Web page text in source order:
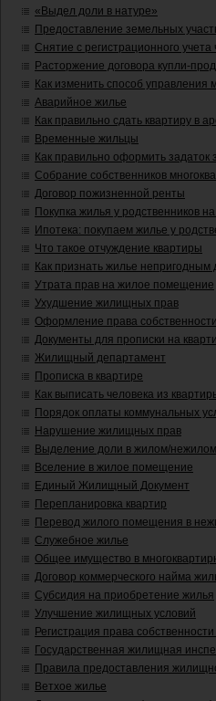
«Выдел доли в натуре»
Предоставление земельных
Снятие с регистрационного учета
Расторжение договора купли-
Как изменить способ управления
Аварийное жилье
Как правильно сдать квартиру в
Временные жильцы
Как правильно оформить задаток
Собрание собственников
Договор пожизненной ренты
Покупка жилья у родственников
Ипотека: покупаем жилье у
Что такое отчуждение квартиры
Как признать жилье непригодным
Утрата прав на жилое помещение
Ухудшение жилищных прав
Оформление права
Документы для прописки на
Жилищный департамент
Прописка в квартире
Как выписать человека из
Порядок оплаты коммунальных
Нарушение жилищных прав
Выделение доли в жилом/
Вселение в жилое помещение
Единый Жилищный Документ
Перепланировка квартир
Перевод жилого помещения в
Служебное жилье
Общее имущество в
Договор коммерческого найма
Субсидия на приобретение жилья
Улучшение жилищных условий
Регистрация права
Государственная жилищная
Правила предоставления
Ветхое жилье